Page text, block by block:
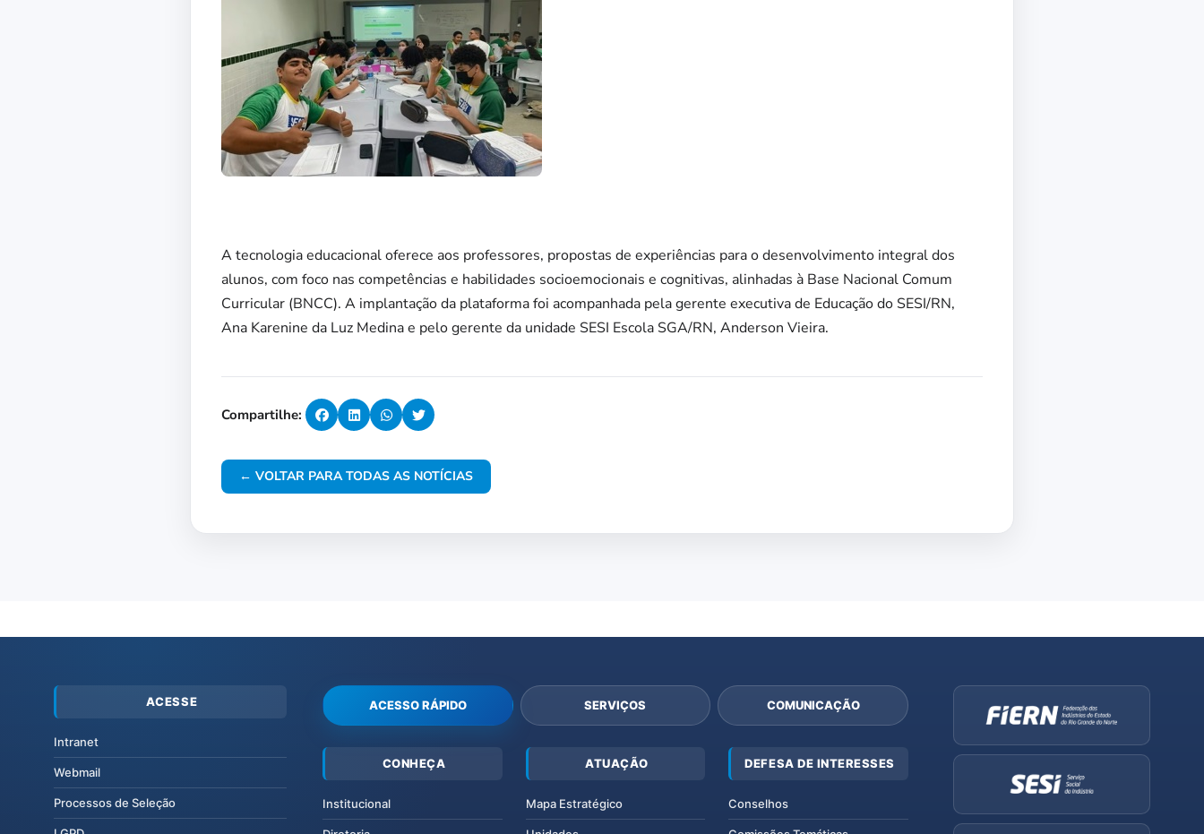
A tecnologia educacional oferece aos professores, propostas de experiências para o desenvolvimento integral dos
alunos, com foco nas competências e habilidades socioemocionais e cognitivas, alinhadas à Base Nacional Comum
Curricular (BNCC). A implantação da plataforma foi acompanhada pela gerente executiva de Educação do SESI/RN,
Ana Karenine da Luz Medina e pelo gerente da unidade SESI Escola SGA/RN, Anderson Vieira.
Compartilhe:
← VOLTAR PARA TODAS AS NOTÍCIAS
ACESSE
Intranet
Webmail
Processos de Seleção
ACESSO RÁPIDO SERVIÇOS COMUNICAÇÃO
CONHEÇA
Institucional
ATUAÇÃO
Mapa Estratégico
DEFESA DE INTERESSES
Conselhos